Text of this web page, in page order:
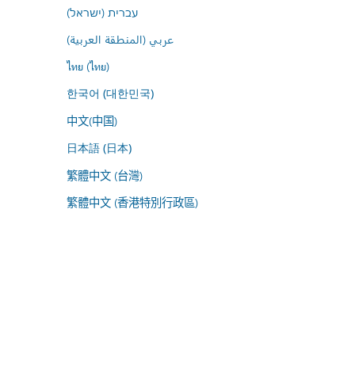
עברית (ישראל)
عربي (المنطقة العربية)
ไทย (ไทย)
한국어 (대한민국)
中文(中国)
日本語 (日本)
繁體中文 (台灣)
繁體中文 (香港特別行政區)